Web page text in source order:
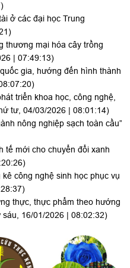
ở các đại học Trung
thương mại hóa cây trồng
| 07:49:13)
gia, hướng đến hình thành
triển khoa học, công nghệ,
tư, 04/03/2026 | 08:01:14)
nông nghiệp sạch toàn cầu”
tế mới cho chuyển đổi xanh
công nghệ sinh học phục vụ
thực, thực phẩm theo hướng
sáu, 16/01/2026 | 08:02:32)